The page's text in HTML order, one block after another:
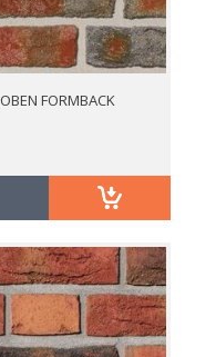
FORMBACK